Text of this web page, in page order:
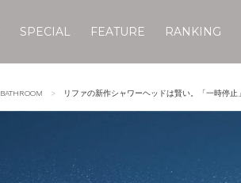
SPECIAL FEATURE RANKING
BATHROOM リファの新作シャワーヘッドは賢い。「一時停止